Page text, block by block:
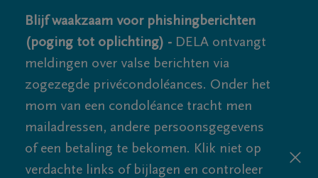
Blijf waakzaam voor phishingberichten
(poging tot oplichting) - DELA ontvangt
meldingen over valse berichten via
zogezegde privécondoléances. Onder het
mom van een condoléance tracht men
mailadressen, andere persoonsgegevens
of een betaling te bekomen. Klik niet op
verdachte links of bijlagen en controleer